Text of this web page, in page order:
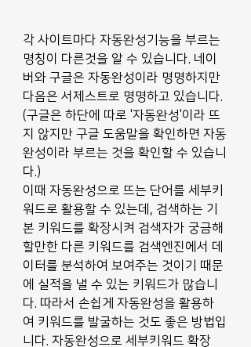
각 사이트마다 자동완성기능을 부르는
명칭이 다른것을 알 수 있습니다. 네이
버와 구글은 자동완성이라 명명하지만
다음은 서제스트로 명명하고 있습니다.
(구글은 하단에 따로 '자동완성'이라 뜨
지 않지만 구글 도움말을 확인하면 자동
완성이라 부르는 것을 확인할 수 있습니
다.)
이때 자동완성으로 뜨는 단어를 세부키
워드로 활용할 수 있는데, 검색하는 기
본 키워드를 확장시켜 검색자가 궁금해
할만한 다른 키워드를 검색엔진에서 데
이터를 분석하여 보여주는 것이기 때문
에 실적을 낼 수 있는 키워드가 많습니
다. 따라서 손쉽게 자동완성을 활용하
여 키워드를 발굴하는 것도 좋은 방법입
니다. 자동완성으로 세부키워드 확장